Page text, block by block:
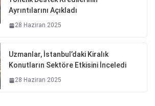
Ayrıntılarını Açıkladı
28 Haziran 2025
Uzmanlar, İstanbul’daki Kiralık
Konutların Sektöre Etkisini İnceledi
28 Haziran 2025